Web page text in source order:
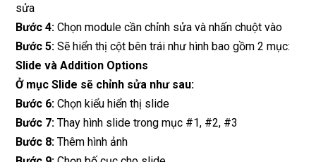
sửa
Bước 4: Chọn module cần chỉnh sửa và nhấn chuột vào
Bước 5: Sẽ hiển thị cột bên trái như hình bao gồm 2 mục:
Slide và Addition Options
Ở mục Slide sẽ chỉnh sửa như sau:
Bước 6: Chọn kiểu hiển thị slide
Bước 7: Thay hình slide trong mục #1, #2, #3
Bước 8: Thêm hình ảnh